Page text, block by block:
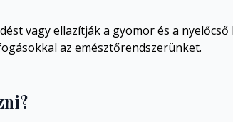
vagy ellazítják a gyomor és a
az emésztőrendszerünket.